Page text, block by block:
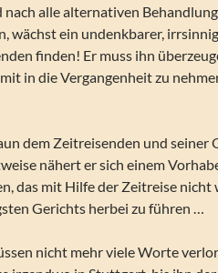
nach alle alternativen
wächst ein undenkbarer,
finden! Er muss ihn
in die Vergangenheit zu
dem Zeitreisenden und seiner
nähert er sich einem
das mit Hilfe der Zeitreise nicht
Gerichts herbei zu führen …
nicht mehr viele Worte